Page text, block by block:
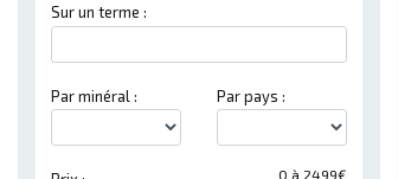
Sur un terme :
Par minéral : Par pays :
0 à 2499€